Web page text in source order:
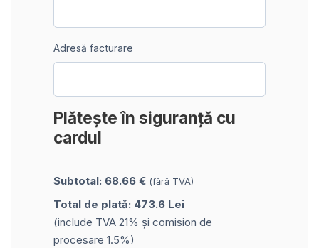
Adresă facturare
Plătește în siguranță cu
cardul
Subtotal: 68.66 € (fără TVA)
Total de plată: 473.6 Lei
(include TVA 21% și comision de
procesare 1.5%)